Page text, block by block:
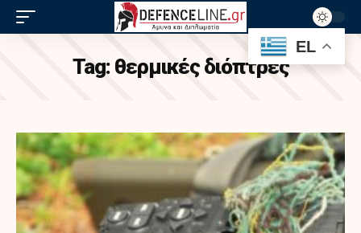
Tag: θερμικές διόπτρες
EL